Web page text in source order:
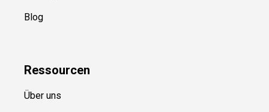
Blog
Ressourcen
Über uns